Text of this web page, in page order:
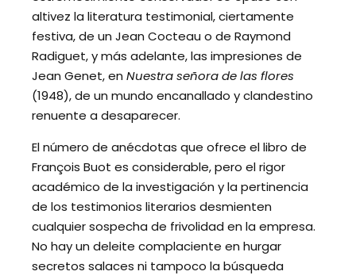
altivez la literatura testimonial, ciertamente
festiva, de un Jean Cocteau o de Raymond
Radiguet, y más adelante, las impresiones de
Jean Genet, en Nuestra señora de las flores
(1948), de un mundo encanallado y clandestino
renuente a desaparecer.
El número de anécdotas que ofrece el libro de
François Buot es considerable, pero el rigor
académico de la investigación y la pertinencia
de los testimonios literarios desmienten
cualquier sospecha de frivolidad en la empresa.
No hay un deleite complaciente en hurgar
secretos salaces ni tampoco la búsqueda